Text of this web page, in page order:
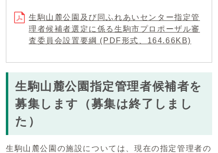
生駒山麓公園及び同ふれあいセンター指定管
理者候補者選定に係る生駒市プロポーザル審
査委員会設置要綱 (PDF形式、164.66KB)
生駒山麓公園指定管理者候補者を
募集します（募集は終了しまし
た）
生駒山麓公園の施設については、現在の指定管理者の